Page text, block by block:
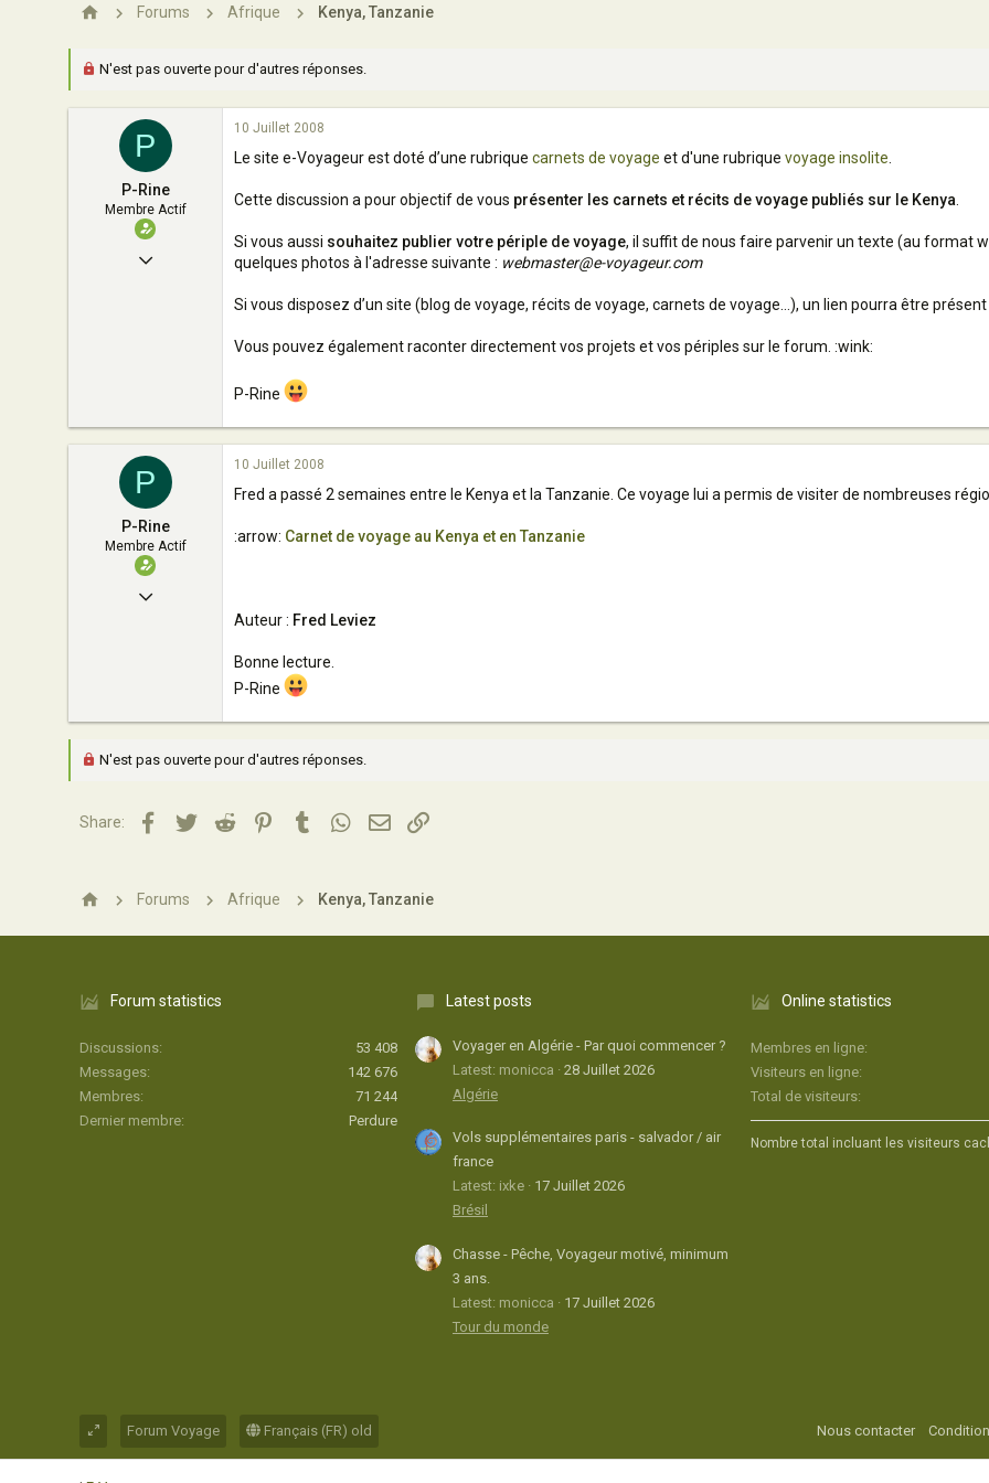
n
Forums Afrique Kenya, Tanzanie
N'est pas ouverte pour d'autres réponses.
P
P-Rine
Membre Actif
4 Avril 2008
10 Juillet 2008
Le site e-Voyageur est doté d’une rubrique carnets de voyage et d'une rubrique voyage insolite
Cette discussion a pour objectif de vous présenter les carnets et récits de voyage publiés sur le Kenya
Si vous aussi souhaitez publier votre périple de voyage, il suffit de nous faire parvenir un texte (au format
quelques photos à l'adresse suivante : webmaster@e-voyageur.com
Si vous disposez d’un site (blog de voyage, récits de voyage, carnets de voyage…), un lien pourra être
Vous pouvez également raconter directement vos projets et vos périples sur le forum. :wink:
P-Rine
P
P-Rine
Membre Actif
4 Avril 2008
Paris
10 Juillet 2008
Fred a passé 2 semaines entre le Kenya et la Tanzanie. Ce voyage lui a permis de visiter de nombreuses
:arrow: Carnet de voyage au Kenya et en Tanzanie
Auteur : Fred Leviez
Bonne lecture.
P-Rine
N'est pas ouverte pour d'autres réponses.
Share: Facebook
TwitterReddit PinterestTumblrWhatsApp
EmailLien
Forums Afrique Kenya, Tanzanie
Forum statistics
Discussions
53 408
Messages
142 676
Membres
71 244
Dernier membre
Perdure
Latest posts
Voyager en Algérie - Par quoi commencer ?
Latest: monicca
28 Juillet 2026
Algérie
Vols supplémentaires paris - salvador / air
france
Latest: ixke
17 Juillet 2026
Brésil
Chasse - Pêche, Voyageur motivé, minimum
3 ans.
Latest: monicca
17 Juillet 2026
Tour du monde
Online statistics
Membres en ligne
Visiteurs en ligne
Total de visiteurs
Nombre total incluant les visiteurs
Forum Voyage Français (FR) old Nous contacter